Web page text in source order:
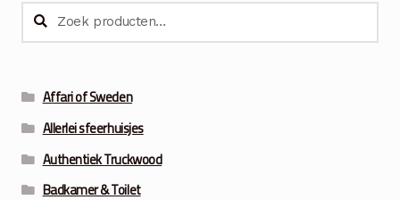
Zoeken
naar:
Zoeken
Affari of Sweden
Allerlei sfeerhuisjes
Authentiek Truckwood
Badkamer & Toilet